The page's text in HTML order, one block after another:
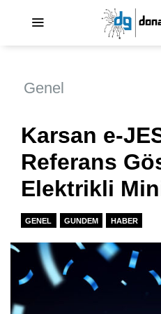
Genel
Karsan e-
Referans
Elektrikli
GENEL GUNDEM HABER